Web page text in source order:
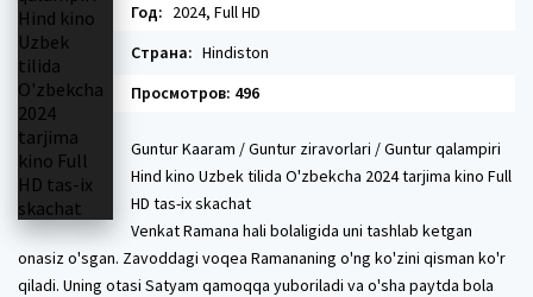
Год: 2024, Full HD
Страна: Hindiston
Просмотров: 496
Guntur Kaaram / Guntur ziravorlari / Guntur qalampiri
Hind kino Uzbek tilida O'zbekcha 2024 tarjima kino Full
HD tas-ix skachat
Venkat Ramana hali bolaligida uni tashlab ketgan
onasiz o'sgan. Zavoddagi voqea Ramananing o'ng ko'zini qisman ko'r
qiladi. Uning otasi Satyam qamoqqa yuboriladi va o'sha paytda bola